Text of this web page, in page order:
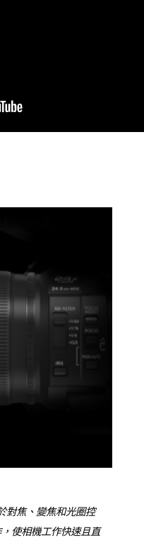
對焦、變焦和光圈控
使相機工作快速且直